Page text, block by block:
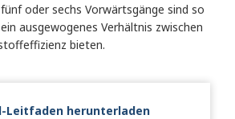
oder sechs Vorwärtsgänge sind so
ausgewogenes Verhältnis zwischen
bieten.
Leitfaden herunterladen